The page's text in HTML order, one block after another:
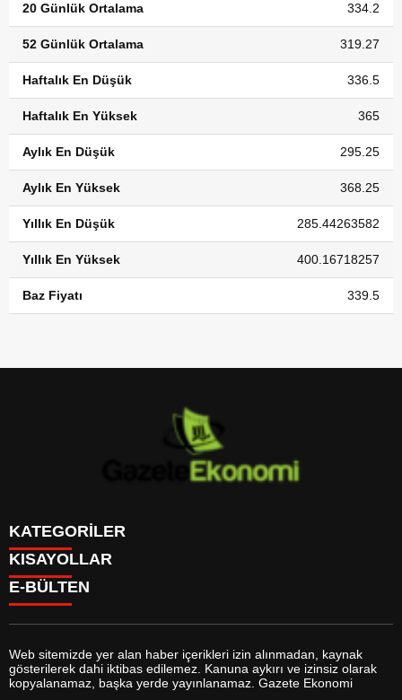
20 Günlük Ortalama 334.2
52 Günlük Ortalama 319.27
Haftalık En Düşük 336.5
Haftalık En Yüksek 365
Aylık En Düşük 295.25
Aylık En Yüksek 368.25
Yıllık En Düşük 285.44263582
Yıllık En Yüksek 400.16718257
Baz Fiyatı 339.5
KATEGORİLER
GÜNDEM
DÜNYA
SİYASET
MAGAZİN
SAĞLIK
EĞİTİM
YAŞAM
KISAYOLLAR
BURÇLAR
FİKSTÜR
FİRMA EKLE
FİRMA REHBERİ
E-BÜLTEN
gazeteekonomi.com e-bültenine abone olarak, tarafınıza haber,
Web sitemizde yer alan haber içerikleri izin alınmadan, kaynak
gösterilerek dahi iktibas edilemez. Kanuna aykırı ve izinsiz olarak
kopyalanamaz, başka yerde yayınlanamaz. Gazete Ekonomi